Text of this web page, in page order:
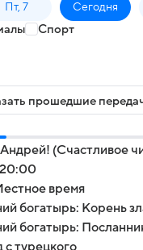
Пт, 7 Сегодня
Спорт
прошедшие
(Счастливое
20:00
время
богатырь: Корень
богатырь:
турецкого